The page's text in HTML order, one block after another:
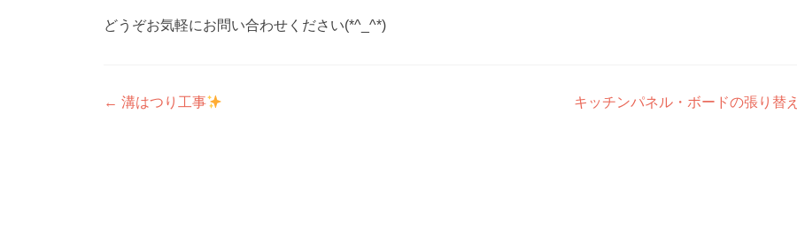
どうぞお気軽にお問い合わせください(*^_^*)
投
← 溝はつり工事 キッチンパネル・ボードの張り替え